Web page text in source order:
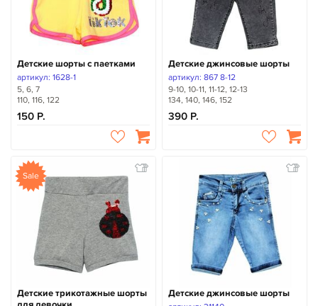
Детские шорты с паетками
артикул: 1628-1
5, 6, 7
110, 116, 122
150
Детские джинсовые шорты
артикул: 867 8-12
9-10, 10-11, 11-12, 12-13
134, 140, 146, 152
390
Sale
Детские трикотажные шорты
Детские джинсовые шорты